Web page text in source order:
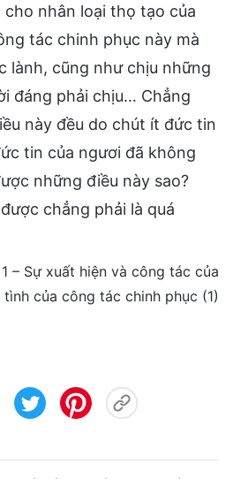
nhân loại thọ tạo của
tác chinh phục này mà
lành, cũng như chịu những
đáng phải chịu… Chẳng
này đều do chút ít đức tin
tin của ngươi đã không
những điều này sao?
chẳng phải là quá
– Sự xuất hiện và công tác của
của công tác chinh phục (1)